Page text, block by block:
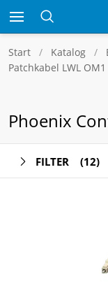
Start Katalog
Patchkabel LWL OM1
Phoenix
FILTER (12)